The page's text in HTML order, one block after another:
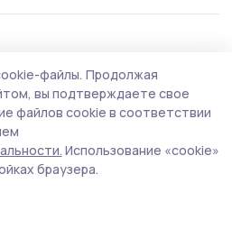
округа
Дню
труда
заработок готовы аграрии и
муниципального
пойдут на поддержку
в СВО.
файлы. Продолжая
вы подтверждаете свое
файлов cookie в соответствии
Использование «cookie»
браузера.